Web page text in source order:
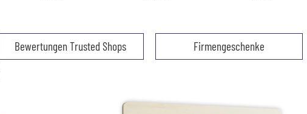
Bewertungen Trusted Shops Firmengeschenke